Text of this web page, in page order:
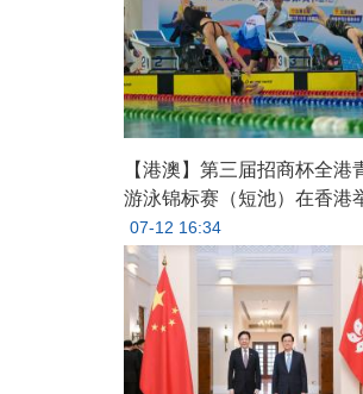
【港澳】第三届招商杯全港
游泳锦标赛（短池）在香港
07-12 16:34